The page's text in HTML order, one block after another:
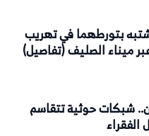
بتورطهما في تهريب
ميناء الصليف (تفاصيل)
شبكات حوثية تتقاسم
الفقراء